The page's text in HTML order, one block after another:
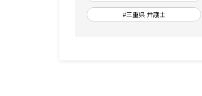
#三重県 弁護士